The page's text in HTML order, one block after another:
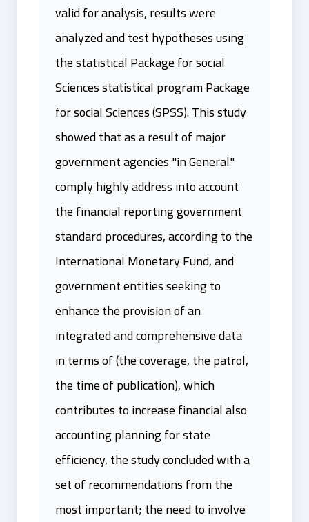
valid for analysis, results were
analyzed and test hypotheses using
the statistical Package for social
Sciences statistical program Package
for social Sciences (SPSS). This study
showed that as a result of major
government agencies "in General"
comply highly address into account
the financial reporting government
standard procedures, according to the
International Monetary Fund, and
government entities seeking to
enhance the provision of an
integrated and comprehensive data
in terms of (the coverage, the patrol,
the time of publication), which
contributes to increase financial also
accounting planning for state
efficiency, the study concluded with a
set of recommendations from the
most important; the need to involve